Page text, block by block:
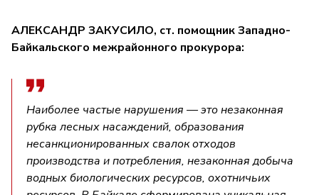
АЛЕКСАНДР ЗАКУСИЛО, ст. помощник Западно-
Байкальского межрайонного прокурора:
Наиболее частые нарушения — это незаконная
рубка лесных насаждений, образования
несанкционированных свалок отходов
производства и потребления, незаконная добыча
водных биологических ресурсов, охотничьих